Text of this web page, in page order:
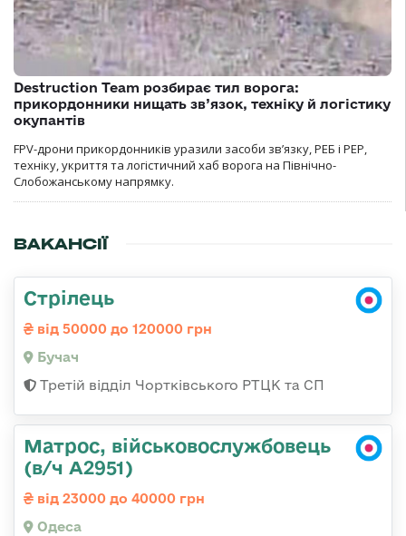
Destruction Team розбирає тил ворога:
прикордонники нищать зв’язок, техніку й логістику
окупантів
FPV-дрони прикордонників уразили засоби зв’язку, РЕБ і РЕР,
техніку, укриття та логістичний хаб ворога на Північно-
Слобожанському напрямку.
ВАКАНСІЇ
Стрілець
від 50000 до 120000 грн
Бучач
Третій відділ Чортківського РТЦК та СП
Матрос, військовослужбовець
(в/ч А2951)
від 23000 до 40000 грн
Одеса